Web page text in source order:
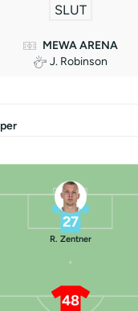
SLUT
MEWA ARENA
J. Robinson
27
R. Zentner
48